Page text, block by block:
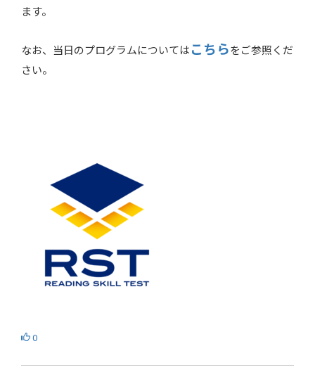
ます。
なお、当日のプログラムについてはこちらをご参照くだ
さい。
0